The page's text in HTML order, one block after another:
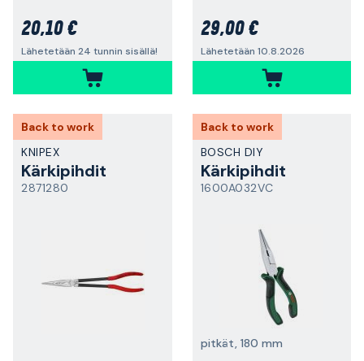
20,10 €
Lähetetään 24 tunnin sisällä!
29,00 €
Lähetetään 10.8.2026
Back to work
KNIPEX
Kärkipihdit
2871280
Back to work
BOSCH DIY
Kärkipihdit
1600A032VC
pitkät, 180 mm